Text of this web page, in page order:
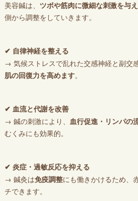
美容鍼は、 ツボや筋肉に微細な刺激を与
側から調整をしていきます。
✔ 自律神経を整える
→ 気候ストレスで乱れた交感神経と副交
肌の回復力を高めます。
✔ 血流と代謝を改善
→ 鍼の刺激により、 血行促進・リンパの
むくみにも効果的。
✔ 炎症・過敏反応を抑える
→ 鍼灸は免疫調整にも働きかけるため、
チできます。